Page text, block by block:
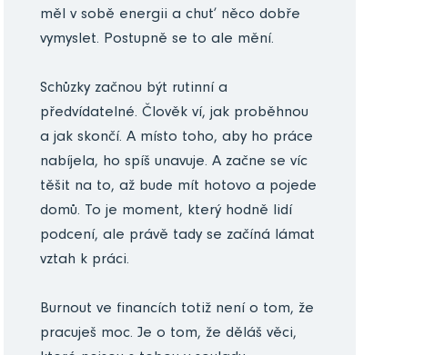
měl v sobě energii a chuť něco dobře
vymyslet. Postupně se to ale mění.
Schůzky začnou být rutinní a
předvídatelné. Člověk ví, jak proběhnou
a jak skončí. A místo toho, aby ho práce
nabíjela, ho spíš unavuje. A začne se víc
těšit na to, až bude mít hotovo a pojede
domů. To je moment, který hodně lidí
podcení, ale právě tady se začíná lámat
vztah k práci.
Burnout ve financích totiž není o tom, že
pracuješ moc. Je o tom, že děláš věci,